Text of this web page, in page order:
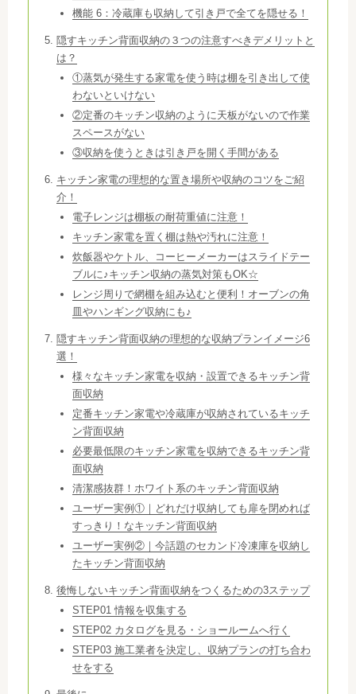
機能 6：冷蔵庫も収納して引き戸で全てを隠せる！
隠すキッチン背面収納の３つの注意すべきデメリットと
は？
①蒸気が発生する家電を使う時は棚を引き出して使
わないといけない
②定番のキッチン収納のように天板がないので作業
スペースがない
③収納を使うときは引き戸を開く手間がある
キッチン家電の理想的な置き場所や収納のコツをご紹
介！
電子レンジは棚板の耐荷重値に注意！
キッチン家電を置く棚は熱や汚れに注意！
炊飯器やケトル、コーヒーメーカーはスライドテー
ブルに♪キッチン収納の蒸気対策もOK☆
レンジ周りで網棚を組み込むと便利！オーブンの角
皿やハンギング収納にも♪
隠すキッチン背面収納の理想的な収納プランイメージ6
選！
様々なキッチン家電を収納・設置できるキッチン背
面収納
定番キッチン家電や冷蔵庫が収納されているキッチ
ン背面収納
必要最低限のキッチン家電を収納できるキッチン背
面収納
清潔感抜群！ホワイト系のキッチン背面収納
ユーザー実例①｜どれだけ収納しても扉を閉めれば
すっきり！なキッチン背面収納
ユーザー実例②｜今話題のセカンド冷凍庫を収納し
たキッチン背面収納
後悔しないキッチン背面収納をつくるための3ステップ
STEP01 情報を収集する
STEP02 カタログを見る・ショールームへ行く
STEP03 施工業者を決定し、収納プランの打ち合わ
せをする